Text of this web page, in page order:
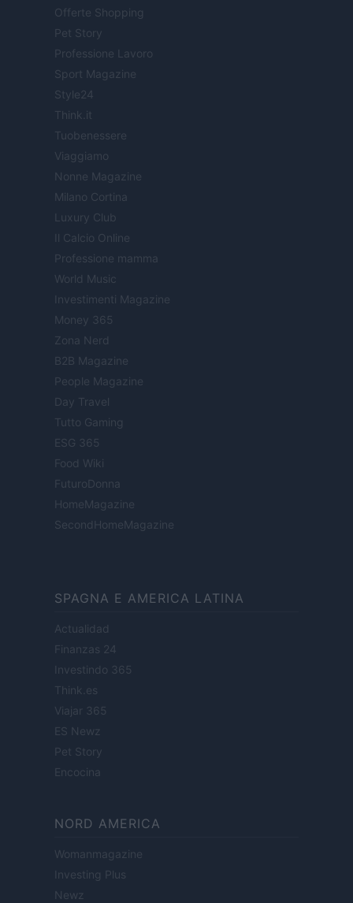
Offerte Shopping
Pet Story
Professione Lavoro
Sport Magazine
Style24
Think.it
Tuobenessere
Viaggiamo
Nonne Magazine
Milano Cortina
Luxury Club
Il Calcio Online
Professione mamma
World Music
Investimenti Magazine
Money 365
Zona Nerd
B2B Magazine
People Magazine
Day Travel
Tutto Gaming
ESG 365
Food Wiki
FuturoDonna
HomeMagazine
SecondHomeMagazine
SPAGNA E AMERICA LATINA
Actualidad
Finanzas 24
Investindo 365
Think.es
Viajar 365
ES Newz
Pet Story
Encocina
NORD AMERICA
Womanmagazine
Investing Plus
Newz